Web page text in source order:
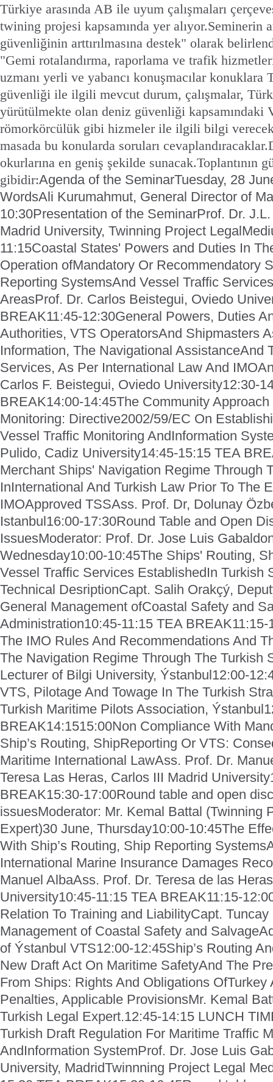
Türkiye arasında AB ile uyum çalışmaları
twining projesi kapsamında yer alıyor.Seminerin
güvenliğinin arttırılmasına destek" olarak
"Gemi rotalandırma, raporlama ve trafik
uzmanı yerli ve yabancı konuşmacılar konuklara
güvenliği ile ilgili mevcut durum, çalışmalar,
yürütülmekte olan deniz güvenliği kapsamındaki
römorkörcülük gibi hizmeler ile ilgili bilgi
masada bu konularda soruları cevaplandıracaklar.
okurlarına en geniş şekilde sunacak.Toplantının
gibidir:Agenda of the SeminarTuesday, 28
WordsAli Kurumahmut, General Director of
10:30Presentation of the SeminarProf. Dr.
Madrid University, Twinning Project Legal
11:15Coastal States' Powers and Duties In
Operation ofMandatory Or Recommendatory
Reporting SystemsAnd Vessel Traffic
AreasProf. Dr. Carlos Beistegui, Oviedo
BREAK11:45-12:30General Powers, Duties
Authorities, VTS OperatorsAnd Shipmasters
Information, The Navigational AssistanceAnd
Services, As Per International Law And IMO
Carlos F. Beistegui, Oviedo University12:30-
BREAK14:00-14:45The Community
Monitoring: Directive2002/59/EC On
Vessel Traffic Monitoring AndInformation
Pulido, Cadiz University14:45-15:15 TEA
Merchant Ships' Navigation Regime Through
InInternational And Turkish Law Prior To The
IMOApproved TSSAss. Prof. Dr, Dolunay
Istanbul16:00-17:30Round Table and Open
IssuesModerator: Prof. Dr. Jose Luis
Wednesday10:00-10:45The Ships' Routing,
Vessel Traffic Services EstablishedIn Turkish
Technical DesriptionCapt. Salih Orakçý,
General Management ofCoastal Safety and
Administration10:45-11:15 TEA BREAK11:15-
The IMO Rules And Recommendations And
The Navigation Regime Through The Turkish
Lecturer of Bilgi University, Ýstanbul12:00-
VTS, Pilotage And Towage In The Turkish
Turkish Maritime Pilots Association, Ýstanbul
BREAK14:1515:00Non Compliance With
Ship’s Routing, ShipReporting Or VTS:
Maritime International LawAss. Prof. Dr.
Teresa Las Heras, Carlos III Madrid University
BREAK15:30-17:00Round table and open
issuesModerator: Mr. Kemal Battal (Twinning
Expert)30 June, Thursday10:00-10:45The
With Ship’s Routing, Ship Reporting Systems
International Marine Insurance Damages
Manuel AlbaAss. Prof. Dr. Teresa de las
University10:45-11:15 TEA BREAK11:15-
Relation To Training and LiabilityCapt.
Management of Coastal Safety and Salvage
of Ýstanbul VTS12:00-12:45Ship’s Routing
New Draft Act On Maritime SafetyAnd The
From Ships: Rights And Obligations OfTurkey
Penalties, Applicable ProvisionsMr. Kemal
Turkish Legal Expert.12:45-14:15 LUNCH
Turkish Draft Regulation For Maritime Traffic
AndInformation SystemProf. Dr. Jose Luis
University, MadridTwinnning Project Legal